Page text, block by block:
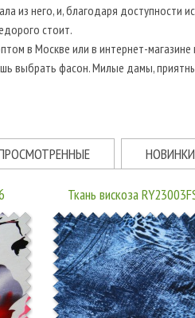
из него, и, благодаря доступности
стоит.
в Москве или в интернет-
выбрать фасон. Милые дамы,
НОВИНКИ
Ткань вискоза